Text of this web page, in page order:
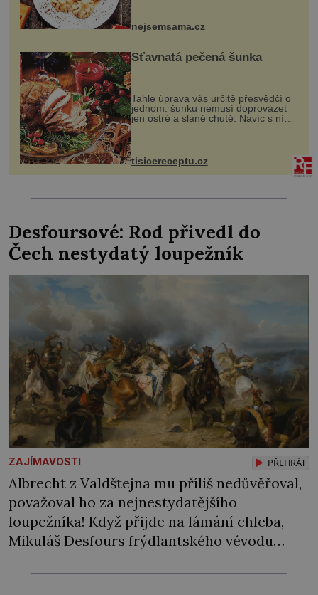
pokrmy, které rozhodně st...
nejsemsama.cz
Šťavnatá pečená šunka
Tahle úprava vás určitě přesvědčí o
jednom: šunku nemusí doprovázet
jen ostré a slané chutě. Navíc s ní
nakrmíte poměrně hodně hladových
krků. Ingredience sádlo 3 kg šunky
vcelku 3 stroužky česneku hl...
tisicereceptu.cz
Desfoursové: Rod přivedl do
Čech nestydatý loupežník
ZAJÍMAVOSTI PŘEHRÁT
Albrecht z Valdštejna mu příliš nedůvěřoval,
považoval ho za nejnestydatějšího
loupežníka! Když přijde na lámání chleba,
Mikuláš Desfours frýdlantského vévodu
císaři, za což bude štědře odměněn.